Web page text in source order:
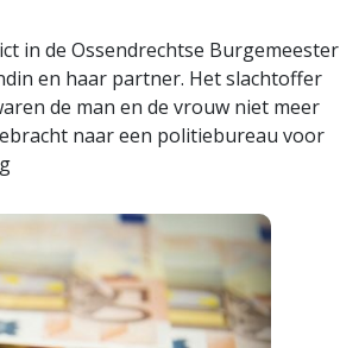
in de Ossendrechtse Burgemeester
en haar partner. Het slachtoffer
de man en de vrouw niet meer
naar een politiebureau voor